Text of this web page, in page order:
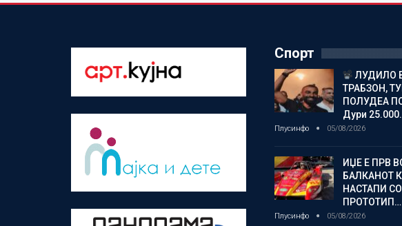
Спорт
ЛУДИЛО
ТРАБЗОН,
ПОЛУДЕА
Дури
Плусинфо 05/08/2026
ИЏЕ Е ПРВ
БАЛКАНОТ
НАСТАПИ СО
ПРОТОТИП…
Плусинфо 05/08/2026